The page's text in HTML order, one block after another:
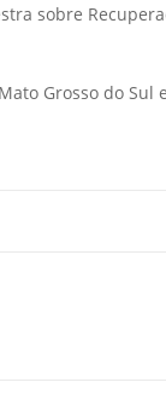
sobre
Grosso do Sul